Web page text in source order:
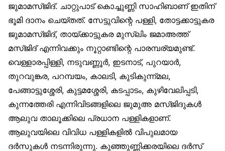
ജുമാമസ്ജിദ്. ചാറ്റുപാട് കൊച്ചുണ്ണി സാഹിബാണ് ഇതിന്
ഭൂമി ദാനം ചെയ്തത്. സേട്ടുവിന്റെ പള്ളി, തോട്ടക്കാട്ടുകര
ജുമാമസ്ജിദ്, തായ്ക്കാട്ടുകര മുസ്‌ലിം ജമാഅത്ത്
മസ്ജിദ് എന്നിവക്കും നൂറ്റാണ്ടിന്റെ പാരമ്പര്യമുണ്ട്.
വെള്ളാരപ്പിള്ളി, നടുവണ്ണൂർ, ഇടനാട്, പുറയാർ,
തുറവുങ്കര, പറമ്പയം, കാലടി, കുടികുന്ന്മല,
പേങ്ങാട്ടുശ്ശേരി, കുട്ടമശ്ശേരി, കടപ്പാടം, കുഴിവേലിപ്പടി,
കുന്നത്തേരി എന്നിവിടങ്ങളിലെ ജുമുഅ മസ്ജിദുകൾ
ആലുവ താലൂക്കിലെ പ്രധാന പള്ളികളാണ്.
ആലുവയിലെ വിവിധ പള്ളികളിൽ വിപുലമായ
ദർസുകൾ നടന്നിരുന്നു. കുഞ്ഞുണ്ണിക്കരയിലെ ദർസ്